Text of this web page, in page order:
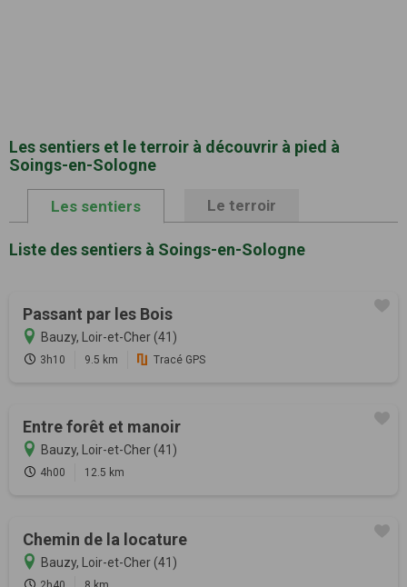
Les sentiers et le terroir à découvrir à pied à
Soings-en-Sologne
Les sentiers Le terroir
Liste des sentiers à Soings-en-Sologne
Passant par les Bois
Bauzy, Loir-et-Cher (41)
3h10 9.5 km Tracé GPS
Entre forêt et manoir
Bauzy, Loir-et-Cher (41)
4h00 12.5 km
Chemin de la locature
Bauzy, Loir-et-Cher (41)